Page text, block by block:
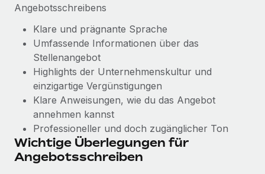
Angebotsschreibens
Klare und prägnante Sprache
Umfassende Informationen über das
Stellenangebot
Highlights der Unternehmenskultur und
einzigartige Vergünstigungen
Klare Anweisungen, wie du das Angebot
annehmen kannst
Professioneller und doch zugänglicher Ton
Wichtige Überlegungen für
Angebotsschreiben